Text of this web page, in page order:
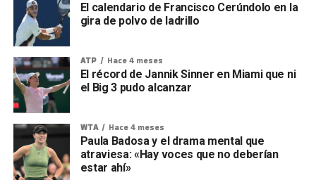
El calendario de Francisco Cerúndolo en la
gira de polvo de ladrillo
ATP Hace 4 meses
El récord de Jannik Sinner en Miami que ni
el Big 3 pudo alcanzar
WTA Hace 4 meses
Paula Badosa y el drama mental que
atraviesa: «Hay voces que no deberían
estar ahí»